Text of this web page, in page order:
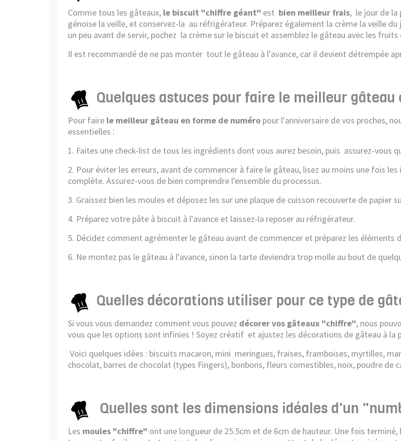
Comme tous les gâteaux, le biscuit "chiffre géant" est bien meilleur frais, le jour de la
génoise la veille, et conservez-la au réfrigérateur. Préparez également la crème la veille
un peu avant de servir, pochez la crème sur le biscuit et assemblez le gâteau avec les
Il est recommandé de ne pas monter tout le gâteau à l'avance, car il devient détrempée
Quelques astuces pour faire le meilleur
Pour faire le meilleur gâteau en forme de numéro pour l'anniversaire de vos proches,
essentielles :
1. Faites une check-list de tous les ingrédients dont vous aurez besoin, puis assurez-vous
2. Pour éviter les erreurs, avant de commencer à faire le gâteau, lisez au moins une fois
complète. Assurez-vous de bien comprendre l'ensemble du processus.
3. Graissez bien les moules et déposez les sur une plaque de cuisson recouverte de papier
4. Préparez votre pâte à biscuit à l'avance et laissez-la reposer au réfrigérateur.
5. Décidez comment agrémenter le gâteau avant de commencer et préparez les éléments
6. Ne montez pas le gâteau à l'avance, sinon la tarte deviendra trop molle au bout de
Quelles décorations utiliser pour ce type de
Si vous vous demandez comment vous pouvez décorer vos gâteaux "chiffre", nous
vous que les options sont infinies ! Soyez créatif et ajustez les décorations de gâteau à la
Voici quelques idées : biscuits macaron, mini meringues, fraises, framboises, myrtilles,
chocolat, barres de chocolat (types Fingers), bonbons, fleurs comestibles, noix, poudre de
Quelles sont les dimensions idéales d'un
Les moules "chiffre" ont une longueur de 25.5cm et de 6cm de hauteur. Une fois